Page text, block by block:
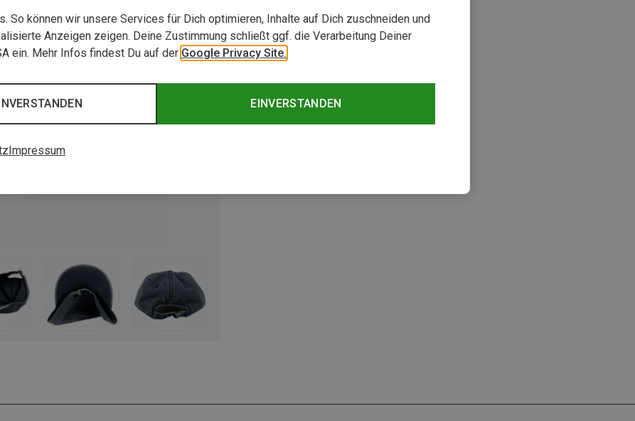
So können wir unsere Services für Dich optimieren, Inhalte auf Dich zuschneiden und
Anzeigen zeigen. Deine Zustimmung schließt ggf. die Verarbeitung Deiner
ein. Mehr Infos findest Du auf der Google Privacy Site.
EINVERSTANDEN
Impressum